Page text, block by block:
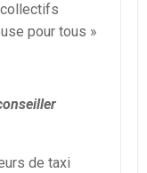
pour tous »
de taxi